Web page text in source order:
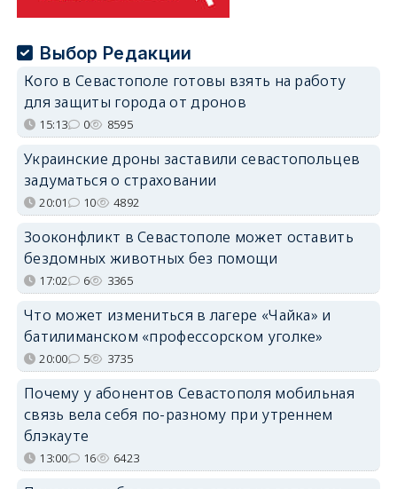
Выбор Редакции
Кого в Севастополе готовы взять на работу
для защиты города от дронов
15:13 0 8595
Украинские дроны заставили севастопольцев
задуматься о страховании
20:01 10 4892
Зооконфликт в Севастополе может оставить
бездомных животных без помощи
17:02 6 3365
Что может измениться в лагере «Чайка» и
батилиманском «профессорском уголке»
20:00 5 3735
Почему у абонентов Севастополя мобильная
связь вела себя по-разному при утреннем
блэкауте
13:00 16 6423